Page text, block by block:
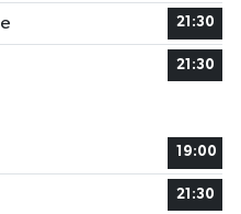
21:30
21:30
19:00
21:30